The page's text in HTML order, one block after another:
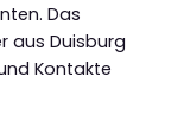
Das
aus Duisburg
Kontakte